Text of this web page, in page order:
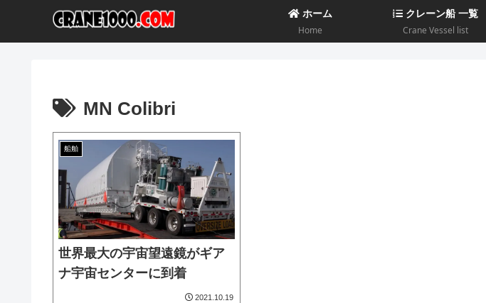
ホーム
Home
クレーン船 一覧
Crane Vessel list
MN Colibri
船舶
世界最大の宇宙望遠鏡がギア
ナ宇宙センターに到着
2021.10.19